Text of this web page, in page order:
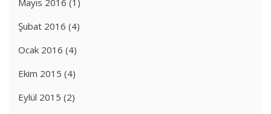
Mayıs 2016 (1)
Şubat 2016 (4)
Ocak 2016 (4)
Ekim 2015 (4)
Eylül 2015 (2)